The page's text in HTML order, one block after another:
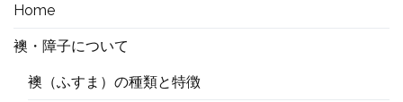
Home
襖・障子について
襖（ふすま）の種類と特徴